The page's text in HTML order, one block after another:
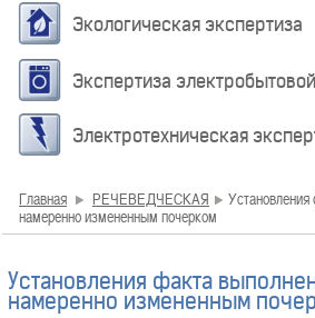
Экологическая экспертиза
Экспертиза
Электротехническая
Главная РЕЧЕВЕДЧЕСКАЯ
намеренно измененным почерком
Установления факта
намеренно измененным